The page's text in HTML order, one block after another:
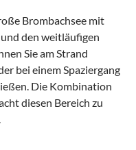
Brombachsee mit
den weitläufigen
Sie am Strand
bei einem Spaziergang
Die Kombination
diesen Bereich zu